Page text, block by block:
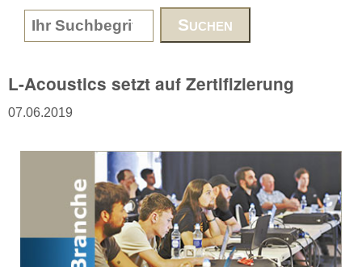
www.DieReferenz.de
Search form
L-Acoustics setzt auf Zertifizierung
07.06.2019